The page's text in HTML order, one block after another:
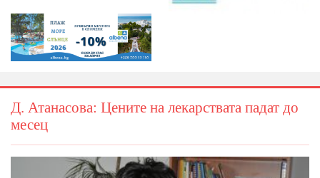
Д. Атанасова: Цените на лекарствата падат до
месец